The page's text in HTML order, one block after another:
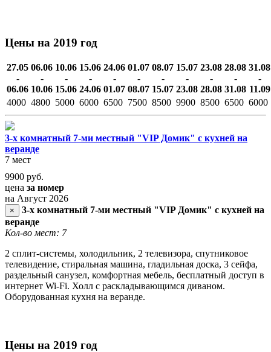
Цены на 2019 год
27.05
-
06.06
06.06
-
10.06
10.06
-
15.06
15.06
-
24.06
24.06
-
01.07
01.07
-
08.07
08.07
-
15.07
15.07
-
23.08
23.08
-
28.08
28.08
-
31.08
31.08
-
11.09
4000 4800 5000 6000 6500 7500 8500 9900 8500 6500 6000
3-х комнатный 7-ми местный "VIP Домик" с кухней на
веранде
7 мест
9900 руб.
цена за номер
на Август 2026
×
3-х комнатный 7-ми местный "VIP Домик" с кухней на
веранде
Кол-во мест: 7
2 сплит-системы, холодильник, 2 телевизора, спутниковое
телевидение, стиральная машина, гладильная доска, 3 сейфа,
раздельный санузел, комфортная мебель, бесплатный доступ в
интернет Wi-Fi. Холл с раскладывающимся диваном.
Оборудованная кухня на веранде.
Цены на 2019 год